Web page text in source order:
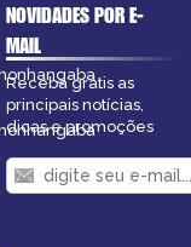
NOVIDADES POR E-
MAIL
Receba grátis as
principais notícias,
dicas e promoções